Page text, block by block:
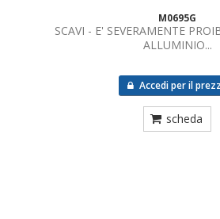
M0695G
SCAVI - E' SEVERAMENTE
ALLUMINIO...
Accedi per il
scheda